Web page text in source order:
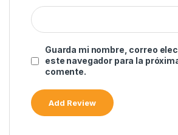
Guarda mi nombre, correo
este navegador para la
comente.